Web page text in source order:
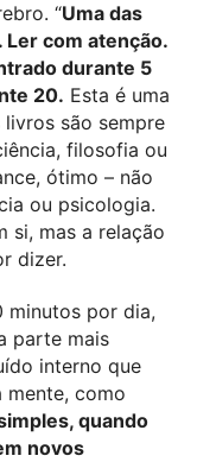
“Uma das
com atenção.
durante 5
20. Esta é uma
livros são sempre
filosofia ou
ótimo – não
ou psicologia.
si, mas a relação
dizer.
minutos por dia,
parte mais
interno que
mente, como
quando
novos